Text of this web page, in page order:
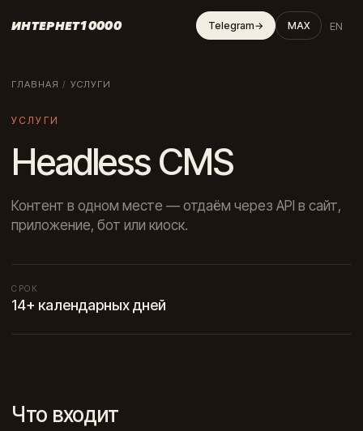
ИНТЕРНЕТ10000 Telegram→ MAX EN
ГЛАВНАЯ / УСЛУГИ
УСЛУГИ
Headless CMS
Контент в одном месте — отдаём через API в сайт,
приложение, бот или киоск.
СРОК
14+ календарных дней
Что входит